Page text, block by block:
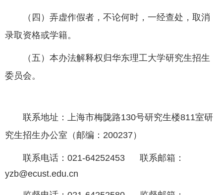
（四） 弄虚作假者，不论何时，一经查处，取消
录取资格或学籍。
（五）本办法解释权归华东理工大学研究生招生
委员会。
联系地址：上海市梅陇路130号研究生楼811室研
究生招生办公室（邮编： 200237 ）
联系电话： 021-64252453
联系邮箱：
yzb@ecust.edu.cn